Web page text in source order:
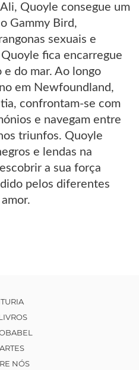
Quoyle consegue um
Gammy Bird,
sexuais e
fica encarregue
do mar. Ao longo
em Newfoundland,
confrontam-se com
e navegam entre
triunfos. Quoyle
e lendas na
a sua força
pelos diferentes
NÓS